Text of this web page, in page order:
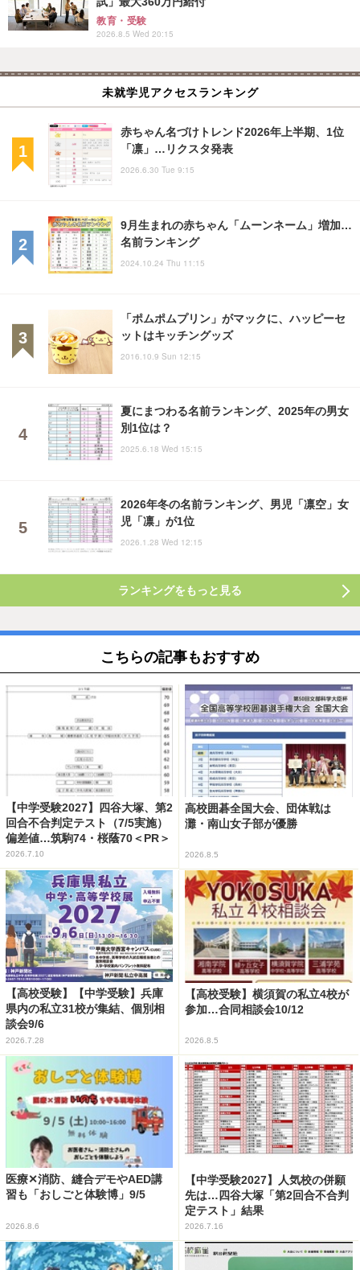
教育・受験
2026.8.5 Wed 20:15
未就学児アクセスランキング
赤ちゃん名づけトレンド2026年上半期、1位
「凛」…リクスタ発表
2026.6.30 Tue 9:15
9月生まれの赤ちゃん「ムーンネーム」増加…
名前ランキング
2024.10.24 Thu 11:15
「ポムポムプリン」がマックに、ハッピーセ
ットはキッチングッズ
2016.10.9 Sun 12:15
夏にまつわる名前ランキング、2025年の男女
別1位は？
2025.6.18 Wed 15:15
2026年冬の名前ランキング、男児「凛空」女
児「凛」が1位
2026.1.28 Wed 12:15
ランキングをもっと見る
こちらの記事もおすすめ
【中学受験2027】四谷大塚、第2
回合不合判定テスト（7/5実施）
偏差値…筑駒74・桜蔭70＜PR＞
2026.7.10
高校囲碁全国大会、団体戦は
灘・南山女子部が優勝
2026.8.5
【高校受験】【中学受験】兵庫
県内の私立31校が集結、個別相
談会9/6
2026.7.28
【高校受験】横須賀の私立4校が
参加…合同相談会10/12
2026.8.5
医療✕消防、縫合デモやAED講
習も「おしごと体験博」9/5
2026.8.6
【中学受験2027】人気校の併願
先は…四谷大塚「第2回合不合判
定テスト」結果
2026.7.16